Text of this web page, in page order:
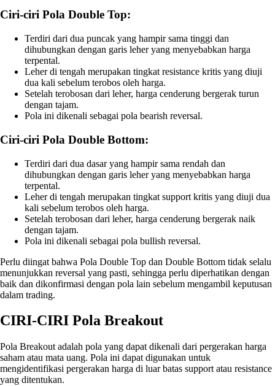
Ciri-ciri Pola Double Top:
Terdiri dari dua puncak yang hampir sama tinggi dan
dihubungkan dengan garis leher yang menyebabkan harga
terpental.
Leher di tengah merupakan tingkat resistance kritis yang diuji
dua kali sebelum terobos oleh harga.
Setelah terobosan dari leher, harga cenderung bergerak turun
dengan tajam.
Pola ini dikenali sebagai pola bearish reversal.
Ciri-ciri Pola Double Bottom:
Terdiri dari dua dasar yang hampir sama rendah dan
dihubungkan dengan garis leher yang menyebabkan harga
terpental.
Leher di tengah merupakan tingkat support kritis yang diuji dua
kali sebelum terobos oleh harga.
Setelah terobosan dari leher, harga cenderung bergerak naik
dengan tajam.
Pola ini dikenali sebagai pola bullish reversal.
Perlu diingat bahwa Pola Double Top dan Double Bottom tidak selalu
menunjukkan reversal yang pasti, sehingga perlu diperhatikan dengan
baik dan dikonfirmasi dengan pola lain sebelum mengambil keputusan
dalam trading.
CIRI-CIRI Pola Breakout
Pola Breakout adalah pola yang dapat dikenali dari pergerakan harga
saham atau mata uang. Pola ini dapat digunakan untuk
mengidentifikasi pergerakan harga di luar batas support atau resistance
yang ditentukan.